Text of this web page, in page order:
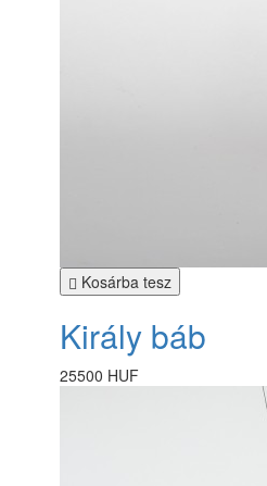
Kosárba tesz
Király báb
25500 HUF